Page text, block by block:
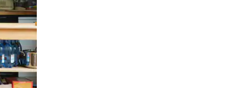
ekranin.